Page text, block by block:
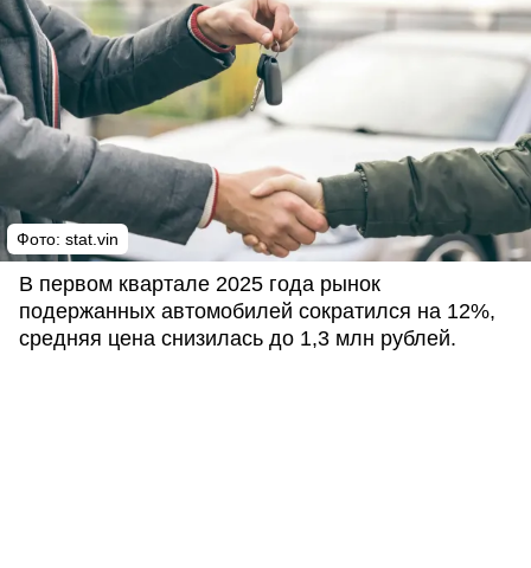
Фото: stat.vin
В первом квартале 2025 года рынок
подержанных автомобилей сократился на 12%,
средняя цена снизилась до 1,3 млн рублей.